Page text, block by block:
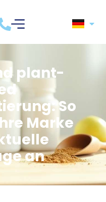
plant-
So
Marke
an